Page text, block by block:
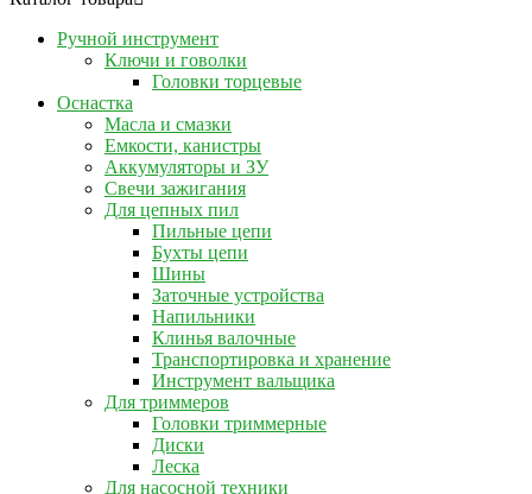
Ручной инструмент
Ключи и говолки
Головки торцевые
Оснастка
Масла и смазки
Емкости, канистры
Аккумуляторы и ЗУ
Свечи зажигания
Для цепных пил
Пильные цепи
Бухты цепи
Шины
Заточные устройства
Напильники
Клинья валочные
Транспортировка и хранение
Инструмент вальщика
Для триммеров
Головки триммерные
Диски
Леска
Для насосной техники